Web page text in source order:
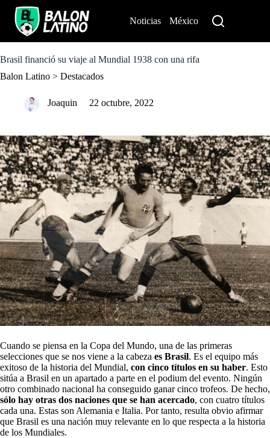
o
o
t
Noticias México
Brasil financió su viaje al Mundial 1938 con una rifa
Balon Latino > Destacados
Joaquin 22 octubre, 2022
Cuando se piensa en la Copa del Mundo, una de las primeras
selecciones que se nos viene a la cabeza es Brasil. Es el equipo más
exitoso de la historia del Mundial, con cinco títulos en su haber. Esto
sitúa a Brasil en un apartado a parte en el podium del evento. Ningún
otro combinado nacional ha conseguido ganar cinco trofeos. De hecho,
sólo hay otras dos naciones que se han acercado, con cuatro títulos
cada una. Estas son Alemania e Italia. Por tanto, resulta obvio afirmar
que Brasil es una nación muy relevante en lo que respecta a la historia
de los Mundiales.